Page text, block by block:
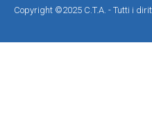
Copyright ©2025 C.T.A. - Tutti i